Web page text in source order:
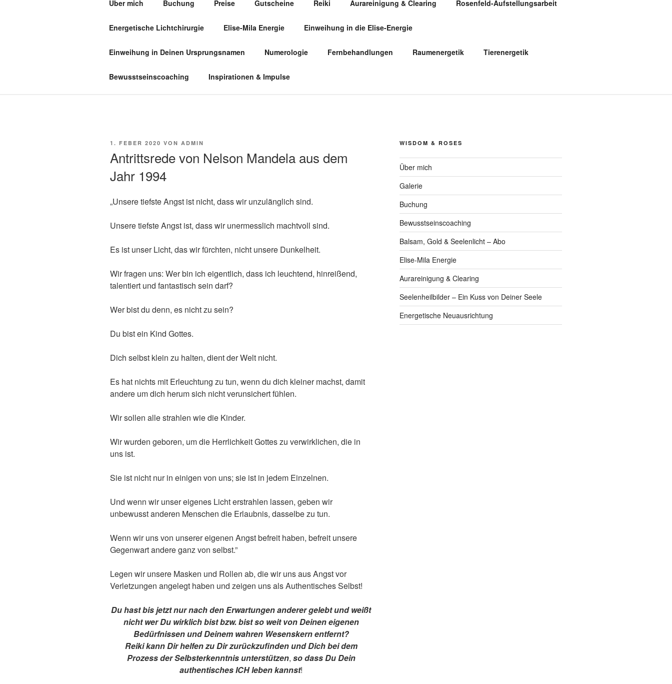
PRAXIS FÜR HUMANENERGETIK
Über mich Buchung Preise Gutscheine Reiki Aurareinigung & Clearing Rosenfeld-Aufstellungsarbeit
Energetische Lichtchirurgie Elise-Mila Energie Einweihung in die Elise-Energie
Einweihung in Deinen Ursprungsnamen Numerologie Fernbehandlungen Raumenergetik Tierenergetik
Bewusstseinscoaching Inspirationen & Impulse
VERÖFFENTLICHT
1. FEBER 2020 VON ADMIN
Antrittsrede von Nelson Mandela aus dem
Jahr 1994
„Unsere tiefste Angst ist nicht, dass wir unzulänglich sind.
Unsere tiefste Angst ist, dass wir unermesslich machtvoll sind.
Es ist unser Licht, das wir fürchten, nicht unsere Dunkelheit.
Wir fragen uns: Wer bin ich eigentlich, dass ich leuchtend, hinreißend,
talentiert und fantastisch sein darf?
Wer bist du denn, es nicht zu sein?
Du bist ein Kind Gottes.
Dich selbst klein zu halten, dient der Welt nicht.
Es hat nichts mit Erleuchtung zu tun, wenn du dich kleiner machst, damit
andere um dich herum sich nicht verunsichert fühlen.
Wir sollen alle strahlen wie die Kinder.
Wir wurden geboren, um die Herrlichkeit Gottes zu verwirklichen, die in
uns ist.
Sie ist nicht nur in einigen von uns; sie ist in jedem Einzelnen.
Und wenn wir unser eigenes Licht erstrahlen lassen, geben wir
unbewusst anderen Menschen die Erlaubnis, dasselbe zu tun.
Wenn wir uns von unserer eigenen Angst befreit haben, befreit unsere
Gegenwart andere ganz von selbst.”
Legen wir unsere Masken und Rollen ab, die wir uns aus Angst vor
Verletzungen angelegt haben und zeigen uns als Authentisches Selbst!
Du hast bis jetzt nur nach den Erwartungen anderer gelebt und weißt
nicht wer Du wirklich bist bzw. bist so weit von Deinen eigenen
Bedürfnissen und Deinem wahren Wesenskern entfernt?
Reiki kann Dir helfen zu Dir zurückzufinden und Dich bei dem
Prozess der Selbsterkenntnis unterstützen, so dass Du Dein
authentisches ICH leben kannst!
WISDOM & ROSES
Über mich
Galerie
Buchung
Bewusstseinscoaching
Balsam, Gold & Seelenlicht – Abo
Elise-Mila Energie
Aurareinigung & Clearing
Seelenheilbilder – Ein Kuss von Deiner Seele
Energetische Neuausrichtung